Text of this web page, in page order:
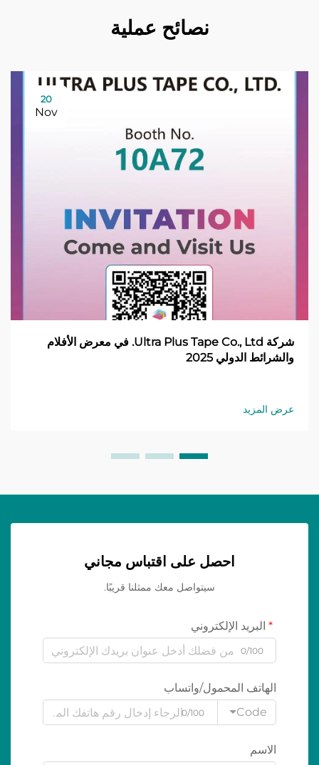
نصائح عملية
20
Nov
شركة Ultra Plus Tape Co., Ltd. في معرض الأفلام
والشرائط الدولي 2025
عرض المزيد
احصل على اقتباس مجاني
سيتواصل معك ممثلنا قريبًا.
البريد الإلكتروني
0/100
الهاتف المحمول/واتساب
Code
0/100
الاسم